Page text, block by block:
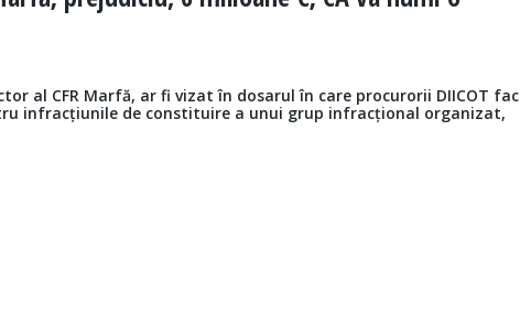
al CFR Marfă, ar fi vizat în dosarul în care procurorii DIICOT fac
infracțiunile de constituire a unui grup infracțional organizat,